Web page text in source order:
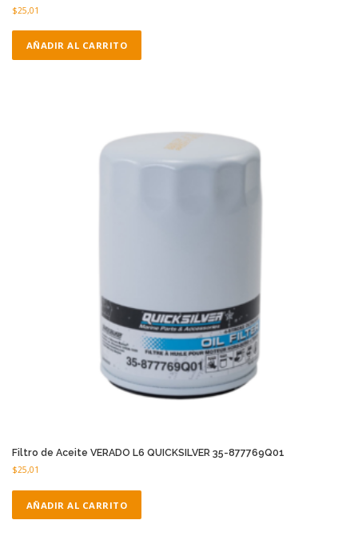
$25,01
AÑADIR AL CARRITO
Filtro de Aceite VERADO L6 QUICKSILVER 35-877769Q01
$25,01
AÑADIR AL CARRITO